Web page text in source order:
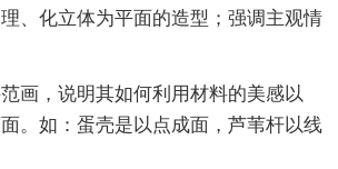
、化立体为平面的造型；强调主观情
画，说明其如何利用材料的美感以
。如：蛋壳是以点成面，芦苇杆以线